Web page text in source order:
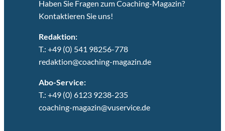
Haben Sie Fragen zum Coaching-Magazin?
Kontaktieren Sie uns!
Redaktion:
T.: +49 (0) 541 98256-778
redaktion@coaching-magazin.de
Abo-Service:
T.: +49 (0) 6123 9238-235
coaching-magazin@vuservice.de